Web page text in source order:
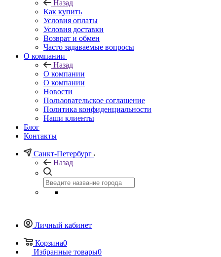
Назад
Как купить
Условия оплаты
Условия доставки
Возврат и обмен
Часто задаваемые вопросы
О компании
Назад
О компании
О компании
Новости
Пользовательское соглашение
Политика конфиденциальности
Наши клиенты
Блог
Контакты
Санкт-Петербург
Назад
Личный кабинет
Корзина0
Избранные товары0